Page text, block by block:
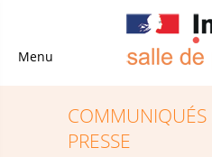
Menu
COMMUNIQUÉS
PRESSE